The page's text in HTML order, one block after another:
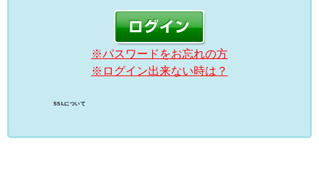
※パスワードをお忘れの方
※ログイン出来ない時は？
SSLについて